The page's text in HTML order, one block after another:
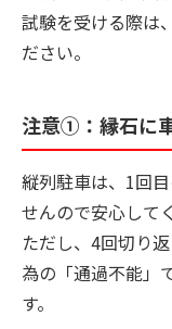
試験を受ける際は
ださい。
注意①：縁石に
縦列駐車は、1回
せんので安心して
ただし、4回切り
為の「通過不能」
す。